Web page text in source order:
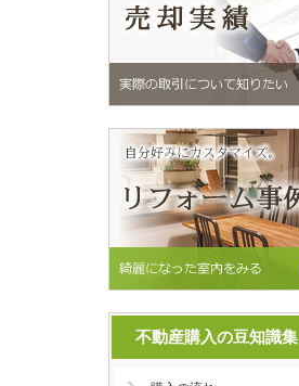
不動産購入の豆知識集